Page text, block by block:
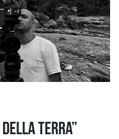
della terra”